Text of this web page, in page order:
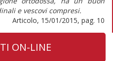
e vescovi compresi.
Articolo, 15/01/2015, pag. 10
ON-LINE